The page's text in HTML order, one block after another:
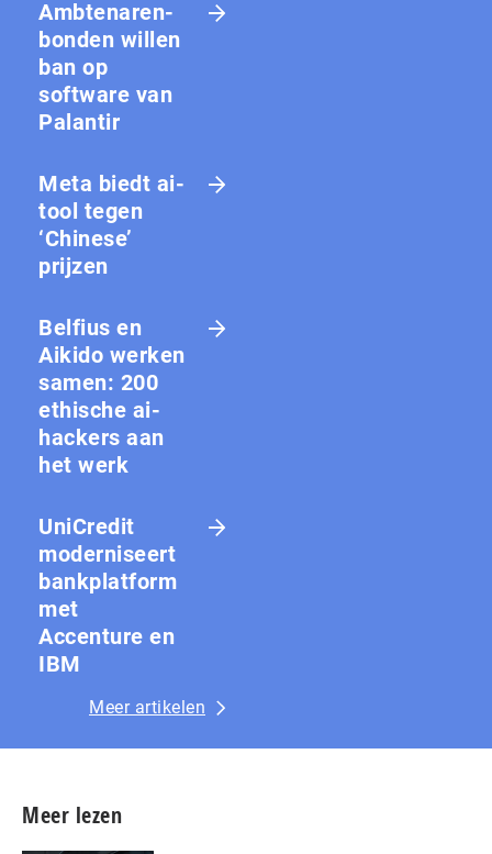
Amb­te­na­ren­
bon­den willen
ban op
software van
Palantir
Meta biedt ai-
tool tegen
‘Chinese’
prijzen
Belfius en
Aikido werken
samen: 200
ethische ai-
hackers aan
het werk
UniCredit
moderniseert
bankplatform
met
Accenture en
IBM
Meer artikelen
Meer lezen